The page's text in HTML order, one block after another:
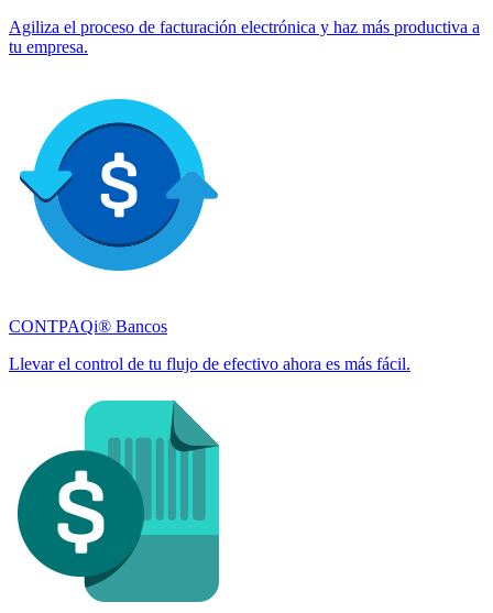
Agiliza el proceso de facturación electrónica y haz más productiva a
tu empresa.
CONTPAQi® Bancos
Llevar el control de tu flujo de efectivo ahora es más fácil.